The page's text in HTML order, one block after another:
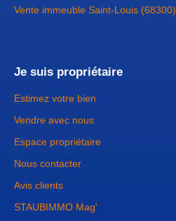
Vente immeuble Saint-Louis (68300)
Je suis propriétaire
Estimez votre bien
Vendre avec nous
Espace propriétaire
Nous contacter
Avis clients
STAUBIMMO Mag'